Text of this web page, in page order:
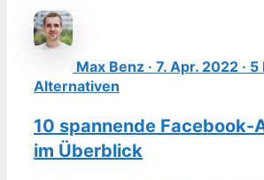
Max Benz · 7. Apr. 2022 · 5
Alternativen
10 spannende Facebook-
im Überblick